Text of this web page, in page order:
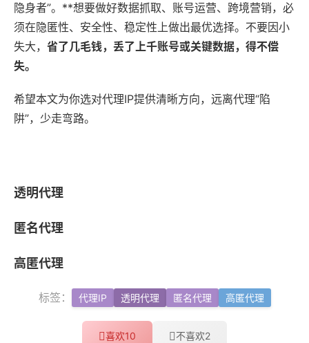
隐身者”。**想要做好数据抓取、账号运营、跨境营销，必
须在隐匿性、安全性、稳定性上做出最优选择。不要因小
失大， 省了几毛钱，丢了上千账号或关键数据，得不偿
失。
希望本文为你选对代理IP提供清晰方向，远离代理“陷
阱”，少走弯路。
透明代理
匿名代理
高匿代理
标签： 代理IP 透明代理 匿名代理 高匿代理
喜欢10 不喜欢2